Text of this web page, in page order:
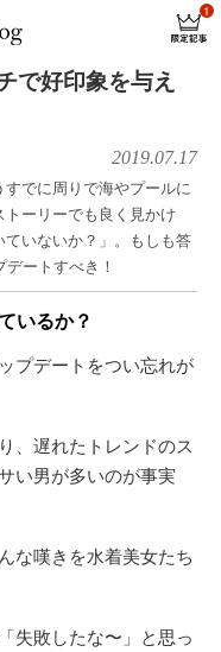
で好印象を与え
2019.07.17
でに周りで海やプールに
ーリーでも良く見かけ
いないか？」。もしも答
ートすべき！
いるか？
プデートをつい忘れが
、遅れたトレンドのス
い男が多いのが事実
な嘆きを水着美女たち
失敗したな〜」と思っ